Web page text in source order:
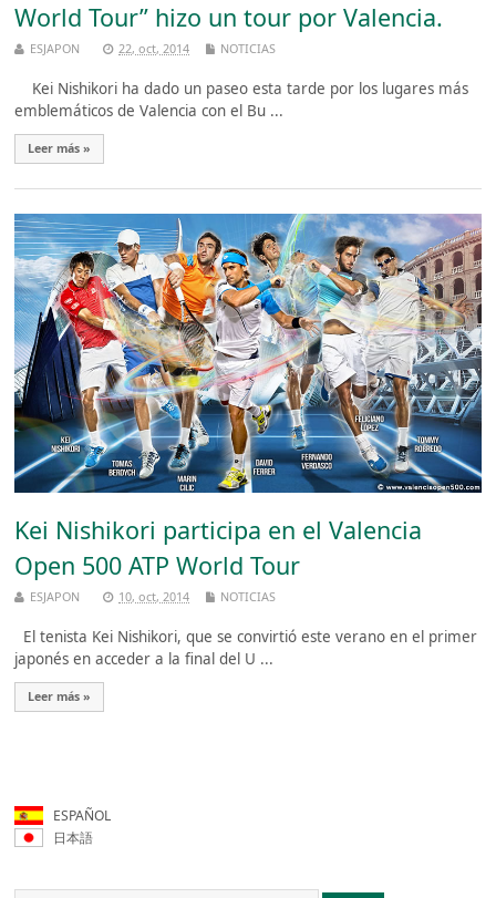
World Tour” hizo un tour por Valencia.
ESJAPON 22, oct, 2014 NOTICIAS
Kei Nishikori ha dado un paseo esta tarde por los lugares más
emblemáticos de Valencia con el Bu ...
Leer más »
Kei Nishikori participa en el Valencia
Open 500 ATP World Tour
ESJAPON 10, oct, 2014 NOTICIAS
El tenista Kei Nishikori, que se convirtió este verano en el primer
japonés en acceder a la final del U ...
Leer más »
ESPAÑOL
日本語